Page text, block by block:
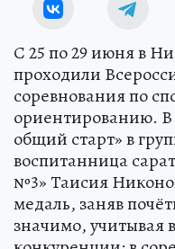
С 25 по 29 июня в
проходили
соревнования по
ориентированию.
общий старт» в
воспитанница
№3» Таисия
медаль, заняв
значимо, учитывая